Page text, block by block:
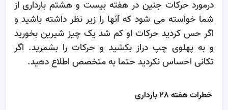
درمورد حرکات جنین در هفته بیست و هشتم بارداری از
شما خواسته می شود که آنها را زیر نظر داشته باشید و
اگر حس کردید حرکات او کم شد یک چیز شیرین بخورید
و به پهلوی چپ دراز بکشید و حرکات را بشمرید. اگر
تکانی احساس نکردید حتما به متخصص اطلاع دهید.
خطرات هفته 28 بارداری